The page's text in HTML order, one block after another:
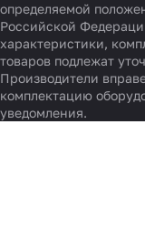
определяемой
Российской
характеристики,
товаров подлежат
Производители
комплектацию
уведомления.